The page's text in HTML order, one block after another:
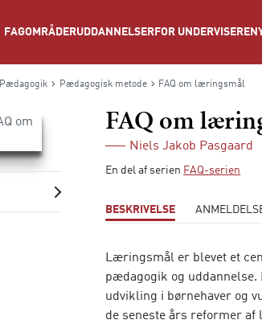
FAGOMRÅDERUDDANNELSER FOR UNDERVISERE
Pædagogik Pædagogisk metode FAQ om læringsmål
FAQ om
Niels Jakob Pasgaard
En del af serien FAQ-serien
BESKRIVELSE
Læringsmål er blevet et
pædagogik og
udvikling i børnehaver og
de seneste års reformer